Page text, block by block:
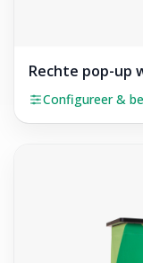
Rechte pop-up
Configureer &